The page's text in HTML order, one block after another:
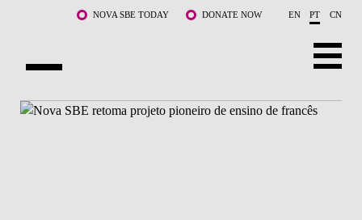
Saltar para o conteúdo principalNOVA SBE TODAY DONATE NOW EN PT CN
SOBRE NÓS